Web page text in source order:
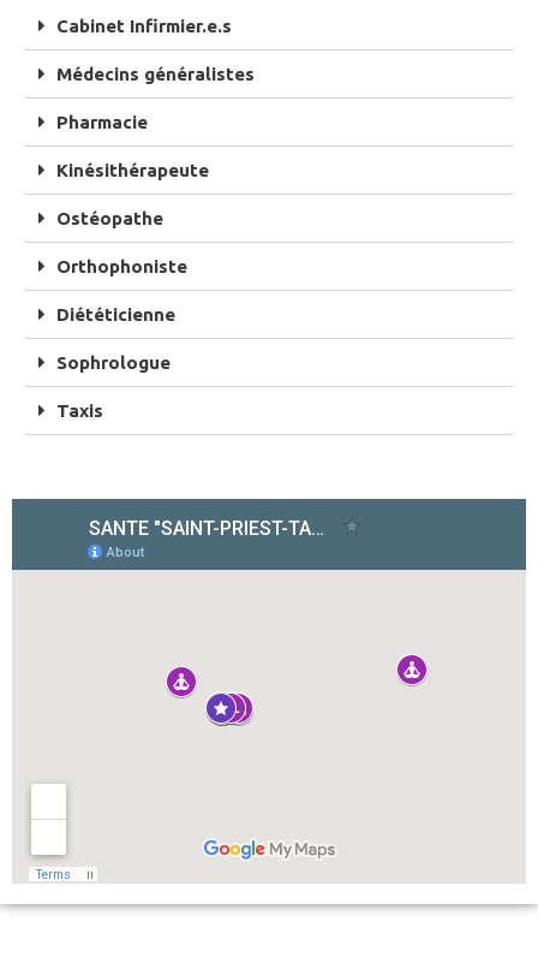
Cabinet Infirmier.e.s
Médecins généralistes
Pharmacie
Kinésithérapeute
Ostéopathe
Orthophoniste
Diététicienne
Sophrologue
Taxis